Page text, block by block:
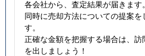
各会社から、査定結果が届きます。
同時に売却方法についての提案を
す。
正確な金額を把握する場合は、訪
を出しましょう！